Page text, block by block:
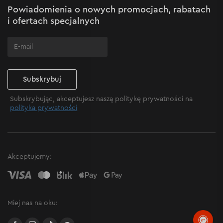
Powiadomienia o nowych promocjach, rabatach
i ofertach specjalnych
Subskrybuj
Subskrybując, akceptujesz naszą politykę prywatności na
polityka prywatności
Akceptujemy:
Miej nas na oku: